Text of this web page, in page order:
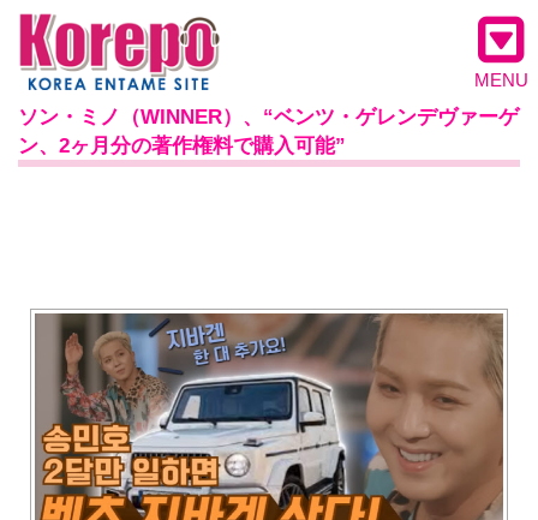
MENU
ソン・ミノ（WINNER）、“ベンツ・ゲレンデヴァーゲ
ン、2ヶ月分の著作権料で購入可能”